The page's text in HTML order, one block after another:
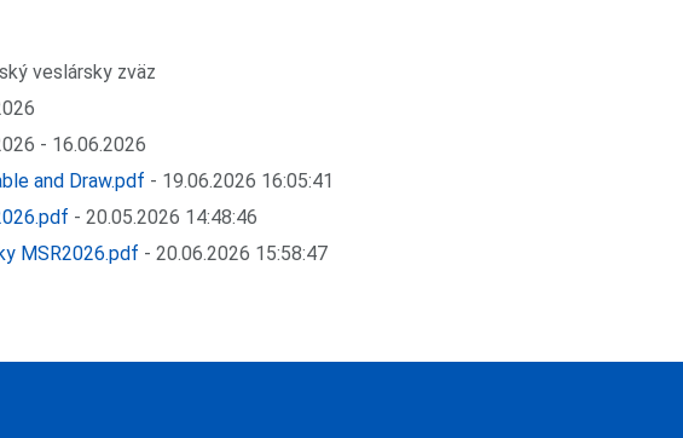
veslársky zväz
- 16.06.2026
and Draw.pdf - 19.06.2026 16:05:41
- 20.05.2026 14:48:46
MSR2026.pdf - 20.06.2026 15:58:47